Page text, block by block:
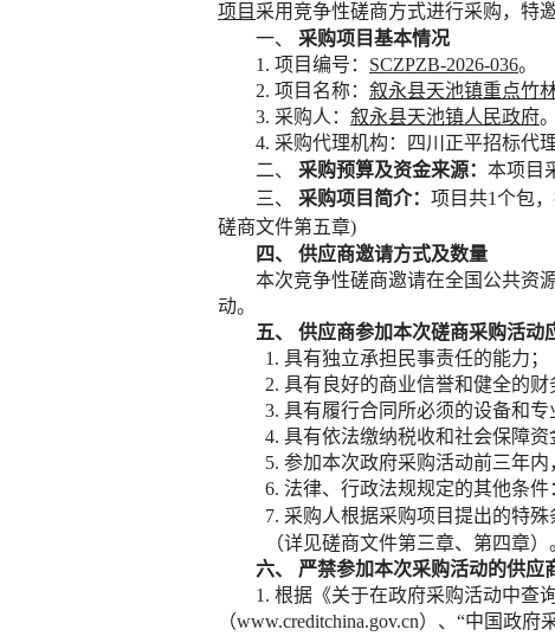
项目 采用竞争性磋商方式进行采购，特
一、 采购项目基本情况
1. 项目编号： SCZPZB-2026-036。
2. 项目名称： 叙永县天池镇重点竹
3. 采购人： 叙永县天池镇人民政府。
4. 采购代理机构：四川正平招标代
二、 采购预算及资金来源： 本项目
三、 采购项目简介： 项目共1个包
磋商文件第五章)
四、 供应商邀请方式及数量
本次竞争性磋商邀请在全国公共资
动。
五、 供应商参加本次磋商采购活动
1. 具有独立承担民事责任的能力；
2. 具有良好的商业信誉和健全的财
3. 具有履行合同所必须的设备和专
4. 具有依法缴纳税收和社会保障资
5. 参加本次政府采购活动前三年内
6. 法律、行政法规规定的其他条件
7. 采购人根据采购项目提出的特殊
（详见磋商文件第三章、第四章）
六、 严禁参加本次采购活动的供应
1. 根据《关于在政府采购活动中查
（www.creditchina.gov.cn）、“中国政